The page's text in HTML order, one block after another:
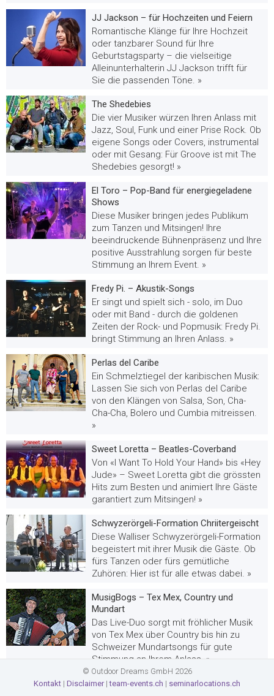
JJ Jackson – für Hochzeiten und Feiern
Romantische Klänge für Ihre Hochzeit
oder tanzbarer Sound für Ihre
Geburtstagsparty – die vielseitige
Alleinunterhalterin JJ Jackson trifft für
Sie die passenden Töne. »
The Shedebies
Die vier Musiker würzen Ihren Anlass mit
Jazz, Soul, Funk und einer Prise Rock. Ob
eigene Songs oder Covers, instrumental
oder mit Gesang: Für Groove ist mit The
Shedebies gesorgt! »
El Toro – Pop-Band für energiegeladene
Shows
Diese Musiker bringen jedes Publikum
zum Tanzen und Mitsingen! Ihre
beeindruckende Bühnenpräsenz und Ihre
positive Ausstrahlung sorgen für beste
Stimmung an Ihrem Event. »
Fredy Pi. – Akustik-Songs
Er singt und spielt sich - solo, im Duo
oder mit Band - durch die goldenen
Zeiten der Rock- und Popmusik: Fredy Pi.
bringt Stimmung an Ihren Anlass. »
Perlas del Caribe
Ein Schmelztiegel der karibischen Musik:
Lassen Sie sich von Perlas del Caribe
von den Klängen von Salsa, Son, Cha-
Cha-Cha, Bolero und Cumbia mitreissen.
»
Sweet Loretta – Beatles-Coverband
Von «I Want To Hold Your Hand» bis «Hey
Jude» – Sweet Loretta gibt die grössten
Hits zum Besten und animiert Ihre Gäste
garantiert zum Mitsingen! »
Schwyzerörgeli-Formation Chriitergeischt
Diese Walliser Schwyzerörgeli-Formation
begeistert mit ihrer Musik die Gäste. Ob
fürs Tanzen oder fürs gemütliche
Zuhören: Hier ist für alle etwas dabei. »
MusigBogs – Tex Mex, Country und
Mundart
Das Live-Duo sorgt mit fröhlicher Musik
von Tex Mex über Country bis hin zu
Schweizer Mundartsongs für gute
Stimmung an Ihrem Anlass. »
Schlagerbeat – die Hochzeits- und
© Outdoor Dreams GmbH 2026
Kontakt | Disclaimer|team-events.ch | seminarlocations.ch